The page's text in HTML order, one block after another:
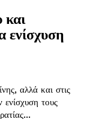
και
ενίσχυση
αλλά και στις
ενίσχυση τους